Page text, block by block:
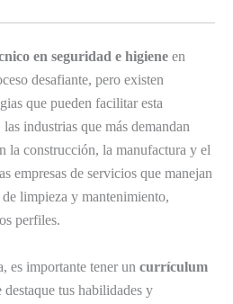
en seguridad e higiene en
desafiante, pero existen
que pueden facilitar esta
industrias que más demandan
la construcción, la manufactura y el
empresas de servicios que manejan
limpieza y mantenimiento,
perfiles.
es importante tener un currículum
tus habilidades y